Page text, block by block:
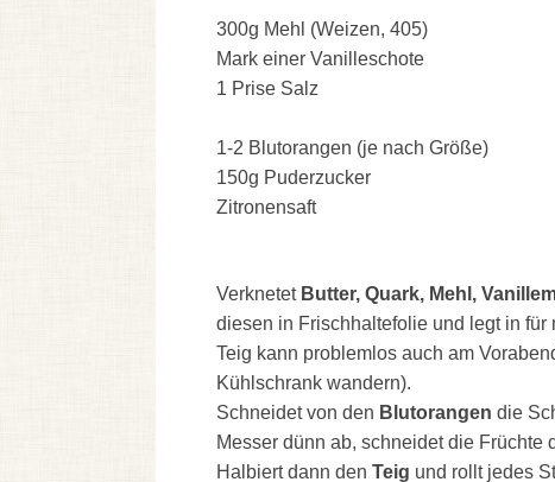
300g Mehl (Weizen, 405)
Mark einer Vanilleschote
1 Prise Salz
1-2 Blutorangen (je nach Größe)
150g Puderzucker
Zitronensaft
Verknetet Butter, Quark, Mehl,
diesen in Frischhaltefolie und legt in
Teig kann problemlos auch am
Kühlschrank wandern).
Schneidet von den Blutorangen die
Messer dünn ab, schneidet die Früchte
Halbiert dann den Teig und rollt jedes